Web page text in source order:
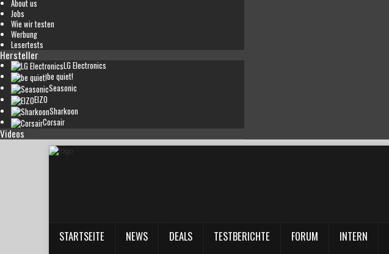
About us
Jobs
Wie wir testen
Werbung
Lesertests
Hersteller
LG Electronics
be quiet!
Seasonic
EIZO
Sharkoon
Corsair
Videos
STARTSEITE NEWS DEALS TESTBERICHTE FORUM INTERN